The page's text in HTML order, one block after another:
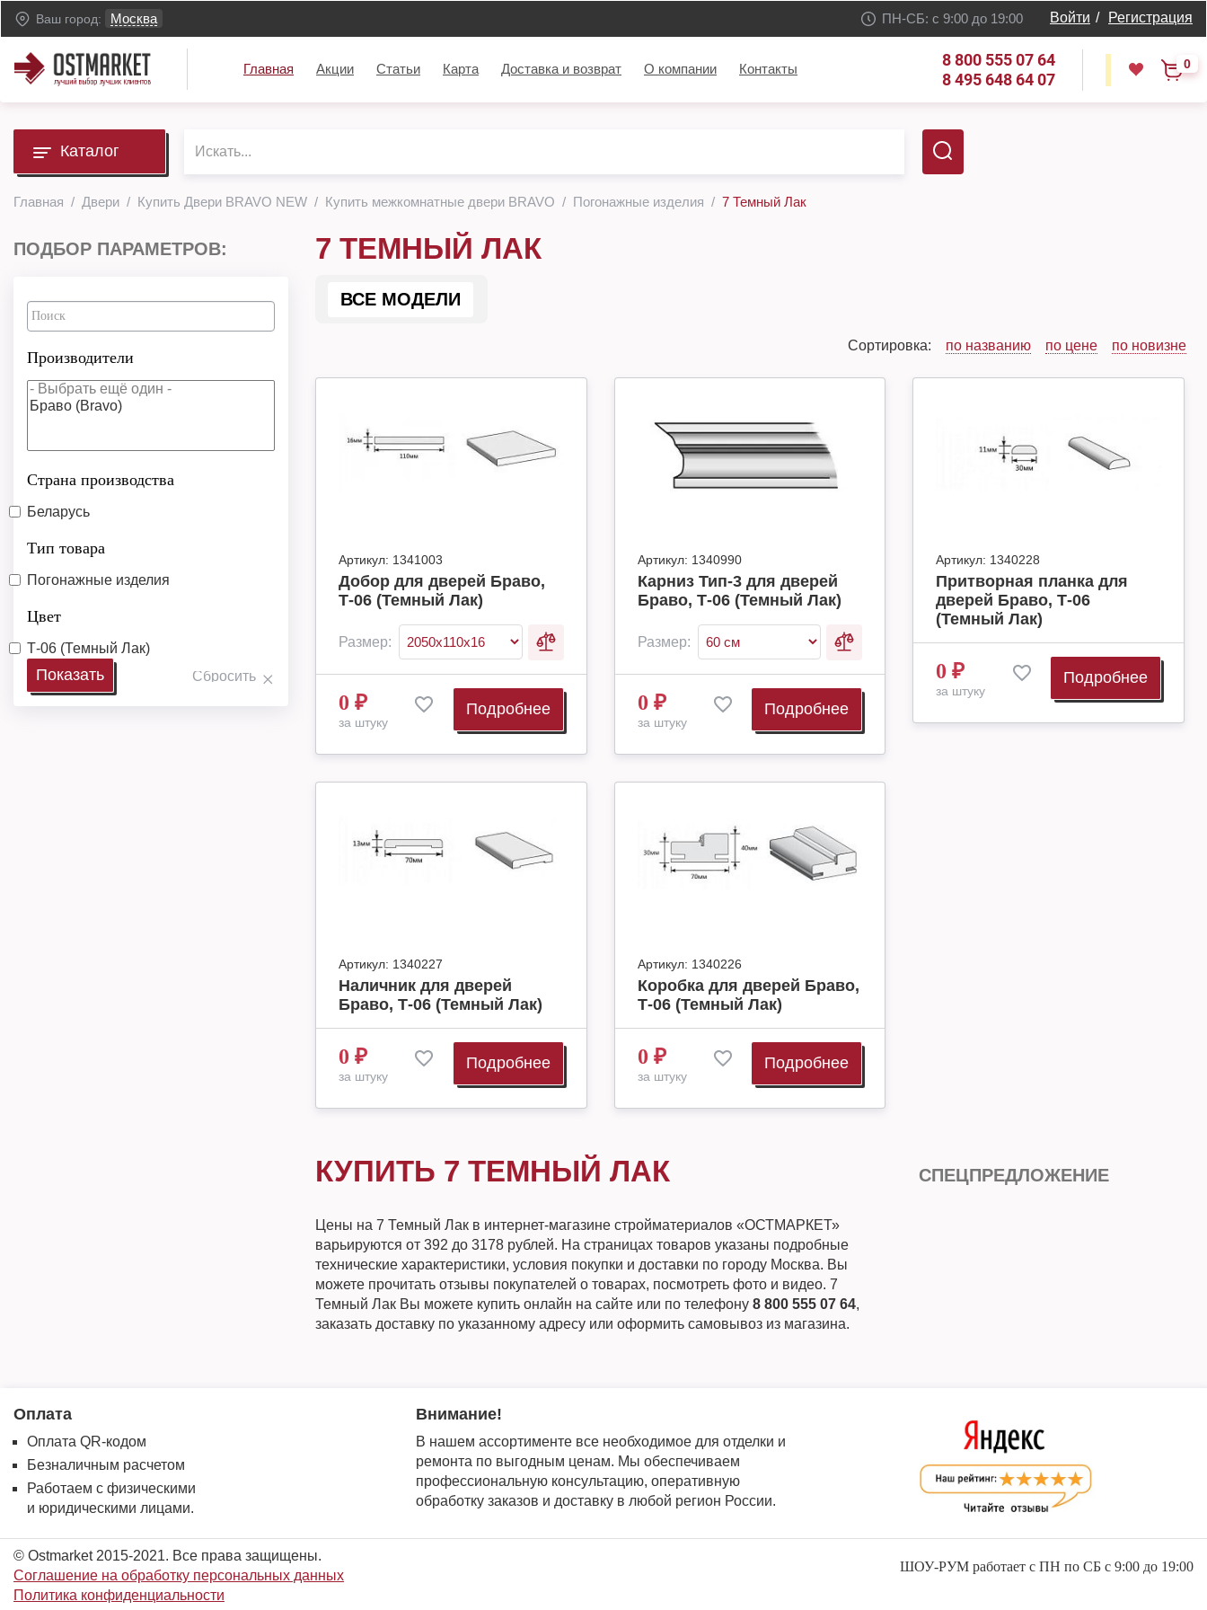
Ваш город: Москва ПН-СБ: с 9:00 до 19:00 Войти / Регистрация
Главная Акции Статьи Карта Доставка и возврат О компании Контакты
8 800 555 07 64
8 495 648 64 07
0
Каталог
Главная Двери Купить Двери BRAVO NEW Купить межкомнатные двери BRAVO Погонажные изделия 7 Темный Лак
ПОДБОР ПАРАМЕТРОВ:
Производители
Страна производства
Беларусь
Тип товара
Погонажные изделия
Цвет
Т-06 (Темный Лак)
7 ТЕМНЫЙ ЛАК
ВСЕ МОДЕЛИ
Сортировка: по названию по цене по новизне
Артикул: 1341003
Добор для дверей Браво,
Т-06 (Темный Лак)
Размер:
0 ₽
за штуку
Подробнее
Артикул: 1340990
Карниз Тип-3 для дверей
Браво, Т-06 (Темный Лак)
Размер:
0 ₽
за штуку
Подробнее
Артикул: 1340228
Притворная планка для
дверей Браво, Т-06
(Темный Лак)
0 ₽
за штуку
Подробнее
Артикул: 1340227
Наличник для дверей
Браво, Т-06 (Темный Лак)
0 ₽
за штуку
Подробнее
Артикул: 1340226
Коробка для дверей Браво,
Т-06 (Темный Лак)
0 ₽
за штуку
Подробнее
КУПИТЬ 7 ТЕМНЫЙ ЛАК
Цены на 7 Темный Лак в интернет-магазине стройматериалов «ОСТМАРКЕТ»
варьируются от 392 до 3178 рублей. На страницах товаров указаны подробные
технические характеристики, условия покупки и доставки по городу Москва. Вы
можете прочитать отзывы покупателей о товарах, посмотреть фото и видео. 7
Темный Лак Вы можете купить онлайн на сайте или по телефону 8 800 555 07 64,
заказать доставку по указанному адресу или оформить самовывоз из магазина.
СПЕЦПРЕДЛОЖЕНИЕ
Оплата
Оплата QR-кодом
Безналичным расчетом
Работаем с физическими
и юридическими лицами.
Внимание!
В нашем ассортименте все необходимое для отделки и
ремонта по выгодным ценам. Мы обеспечиваем
профессиональную консультацию, оперативную
обработку заказов и доставку в любой регион России.
© Ostmarket 2015-2021. Все права защищены.
Соглашение на обработку персональных данных
Политика конфиденциальности
ШОУ-РУМ работает с ПН по СБ с 9:00 до 19:00